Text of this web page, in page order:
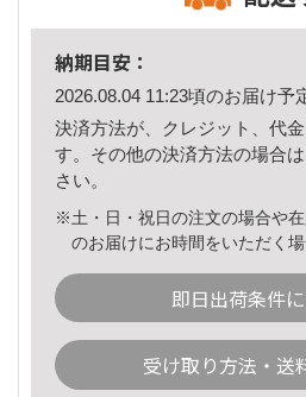
納期目安：
2026.08.04 11:23頃のお届け予
決済方法が、クレジット、代
す。その他の決済方法の場合は
さい。
※土・日・祝日の注文の場合や
のお届けにお時間をいただく場
即日出荷条件
受け取り方法・送